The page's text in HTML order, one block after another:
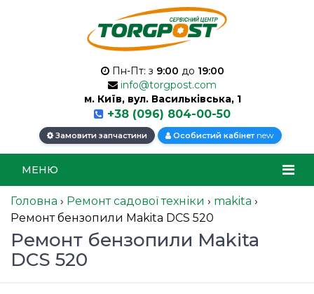
Пн-Пт: з 9:00 до 19:00
info@torgpost.com
м. Київ, вул. Васильківська, 1
+38 (096) 804-00-50
Замовити запчастини Особистий кабінет new
МЕНЮ
Головна › Ремонт садової техніки › makita ›
Ремонт бензопили Makita DCS 520
Ремонт бензопили Makita
DCS 520